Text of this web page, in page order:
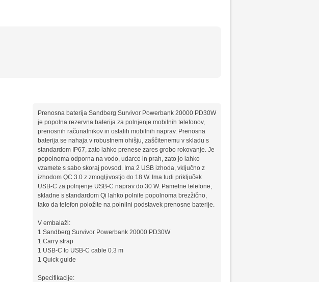
Prenosna baterija Sandberg Survivor Powerbank 20000 PD30W
je popolna rezervna baterija za polnjenje mobilnih telefonov,
prenosnih računalnikov in ostalih mobilnih naprav. Prenosna
baterija se nahaja v robustnem ohišju, zaščitenemu v skladu s
standardom IP67, zato lahko prenese zares grobo rokovanje. Je
popolnoma odporna na vodo, udarce in prah, zato jo lahko
vzamete s sabo skoraj povsod. Ima 2 USB izhoda, vključno z
izhodom QC 3.0 z zmogljivostjo do 18 W. Ima tudi priključek
USB-C za polnjenje USB-C naprav do 30 W. Pametne telefone,
skladne s standardom Qi lahko polnite popolnoma brezžično,
tako da telefon položite na polnilni podstavek prenosne baterije.
V embalaži:
1 Sandberg Survivor Powerbank 20000 PD30W
1 Carry strap
1 USB-C to USB-C cable 0.3 m
1 Quick guide
Specifikacije: